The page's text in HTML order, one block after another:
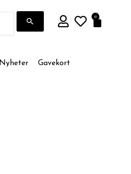
0
Nyheter Gavekort